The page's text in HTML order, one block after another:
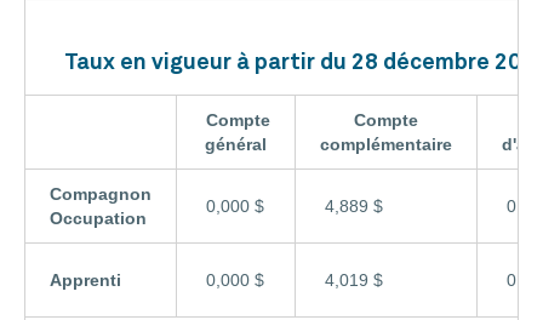
Taux en vigueur à partir du 28 décembre
Compte
général
Compte
complémentaire
Compagnon
Occupation
0,000 $ 4,889 $
Apprenti 0,000 $ 4,019 $